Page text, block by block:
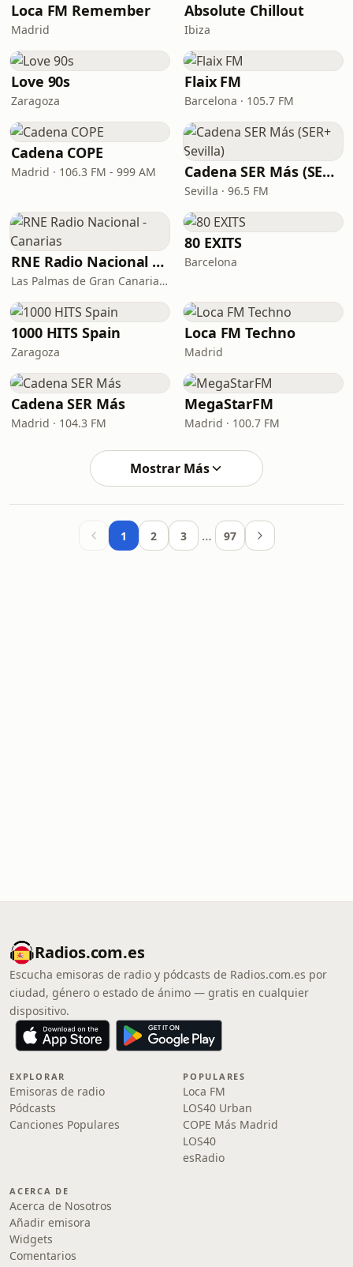
Loca FM Remember
Madrid
Absolute Chillout
Ibiza
Love 90s
Zaragoza
Flaix FM
Barcelona · 105.7 FM
Cadena COPE
Madrid · 106.3 FM - 999 AM Cadena SER Más (SER+ Sevilla)
Sevilla · 96.5 FM
RNE Radio Nacional - Canarias
Las Palmas de Gran Canaria · 92.8 FM
80 EXITS
Barcelona
1000 HITS Spain
Zaragoza
Loca FM Techno
Madrid
Cadena SER Más
Madrid · 104.3 FM
MegaStarFM
Madrid · 100.7 FM
Mostrar Más
1 2 3 … 97
Radios.com.es
Escucha emisoras de radio y pódcasts de Radios.com.es por
ciudad, género o estado de ánimo — gratis en cualquier
dispositivo.
EXPLORAR
Emisoras de radio
Pódcasts
Canciones Populares
POPULARES
Loca FM
LOS40 Urban
COPE Más Madrid
LOS40
esRadio
ACERCA DE
Acerca de Nosotros
Añadir emisora
Widgets
Comentarios